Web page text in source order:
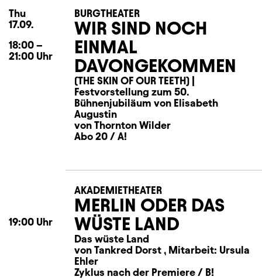
Thu
17.09.
18:00 –
21:00 Uhr
BURGTHEATER
WIR SIND NOCH
EINMAL
DAVONGEKOMMEN
(THE SKIN OF OUR TEETH) |
Festvorstellung zum 50.
Bühnenjubiläum von Elisabeth
Augustin
von Thornton Wilder
Abo 20 / A!
19:00 Uhr
AKADEMIETHEATER
MERLIN ODER DAS
WÜSTE LAND
Das wüste Land
von Tankred Dorst , Mitarbeit: Ursula
Ehler
Zyklus nach der Premiere / B!